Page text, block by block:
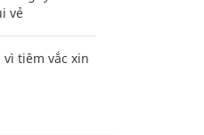
vẻ
tiêm vắc xin